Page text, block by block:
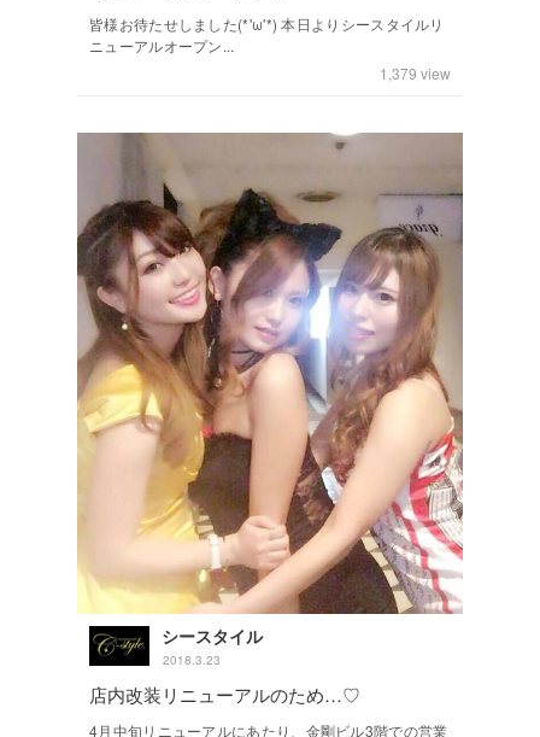
皆様お待たせしました(*'ω'*) 本日よりシースタイルリ
ニューアルオープン...
1,379 view
シースタイル
2018.3.23
店内改装リニューアルのため…♡
4月中旬リニューアルにあたり、金剛ビル3階での営業